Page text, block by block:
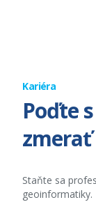
Kariéra
Poďte
zmerať
Staňte sa
geoinformatiky.